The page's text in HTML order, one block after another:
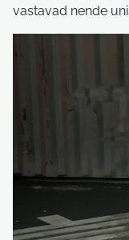
vastavad nende